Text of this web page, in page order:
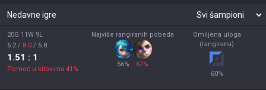
Nedavne igre
20G 11W 9L
6.2/ 8.0 / 5.8
1.51 : 1
Pomoć u kilovima 41 %
Najviše rangiranih pobeda
56% 67%
Omiljena uloga
(rangirana)
60%